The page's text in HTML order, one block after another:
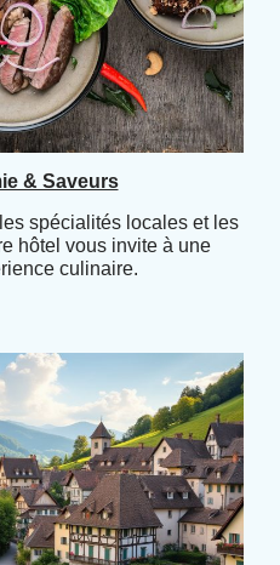
& Saveurs
spécialités locales et les
hôtel vous invite à une
culinaire.